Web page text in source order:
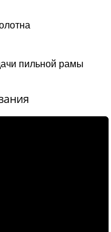
пильной рамы